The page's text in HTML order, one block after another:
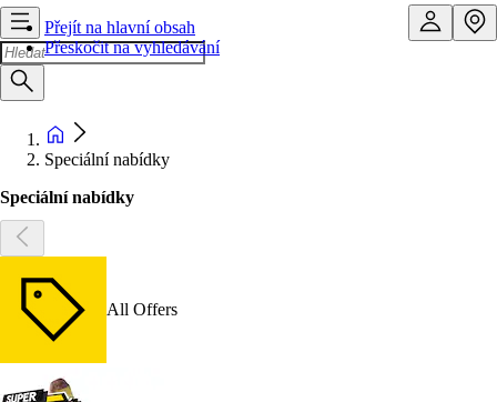
Přejít na hlavní obsah
Přeskočit na vyhledávání
Speciální nabídky
Speciální nabídky
All Offers